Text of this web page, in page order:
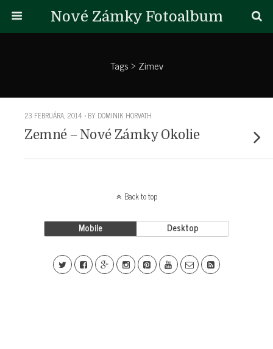
Nové Zámky Fotoalbum
Tags › Zimev
23 FEBRUÁRA, 2014 • BY DOMINIK HORVATH
Zemné – Nové Zámky Okolie
Back to top
Mobile Desktop